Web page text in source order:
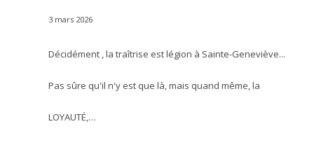
3 mars 2026
Décidément , la traîtrise est légion à Sainte-Geneviève...
Pas sûre qu'il n'y est que là, mais quand même, la
LOYAUTÉ,…